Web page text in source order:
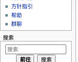
方针指引
帮助
群聊
搜索